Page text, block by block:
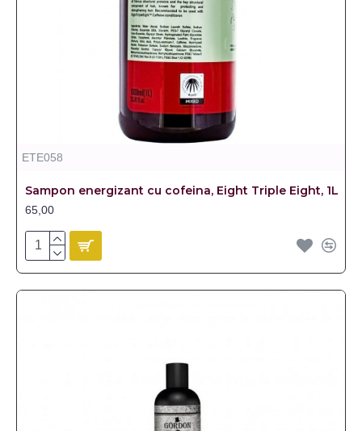
ETE058
Sampon energizant cu cofeina, Eight Triple Eight, 1L
65,00